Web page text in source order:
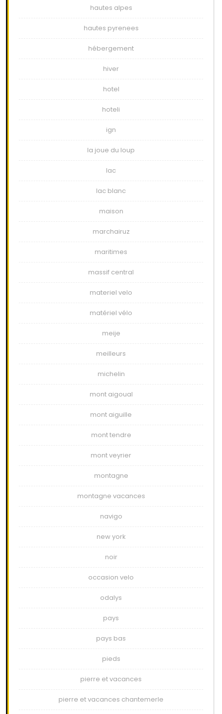
hautes alpes
hautes pyrenees
hébergement
hiver
hotel
hoteli
ign
la joue du loup
lac
lac blanc
maison
marchairuz
maritimes
massif central
materiel velo
matériel vélo
meije
meilleurs
michelin
mont aigoual
mont aiguille
mont tendre
mont veyrier
montagne
montagne vacances
navigo
new york
noir
occasion velo
odalys
pays
pays bas
pieds
pierre et vacances
pierre et vacances chantemerle